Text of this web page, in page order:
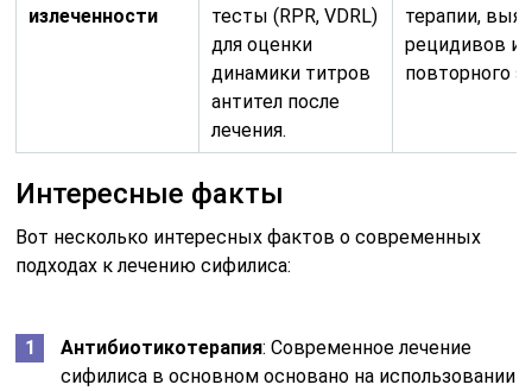
излеченности
тесты (RPR, VDRL)
для оценки
динамики титров
антител после
лечения.
терапии,
рецидивов
повторного
Интересные факты
Вот несколько интересных фактов о современных
подходах к лечению сифилиса:
Антибиотикотерапия: Современное лечение
сифилиса в основном основано на использовании